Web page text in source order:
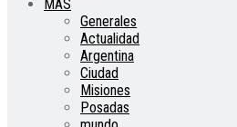
MAS
Generales
Actualidad
Argentina
Ciudad
Misiones
Posadas